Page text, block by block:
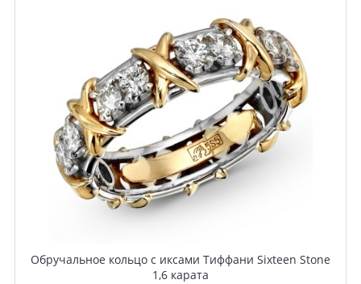
Обручальное кольцо с иксами Тиффани Sixteen Stone
1,6 карата